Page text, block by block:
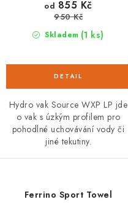
Skladem (1 ks)
od 855 Kč
950 Kč
Hydro vak Source WXP LP jde
o vak s úzkým profilem pro
pohodlné uchovávání vody či
jiné tekutiny.
Ferrino Sport Towel